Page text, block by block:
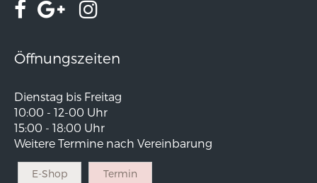
Öffnungszeiten
Dienstag bis Freitag
10:00 - 12-00 Uhr
15:00 - 18:00 Uhr
Weitere Termine nach Vereinbarung
E-Shop Termin